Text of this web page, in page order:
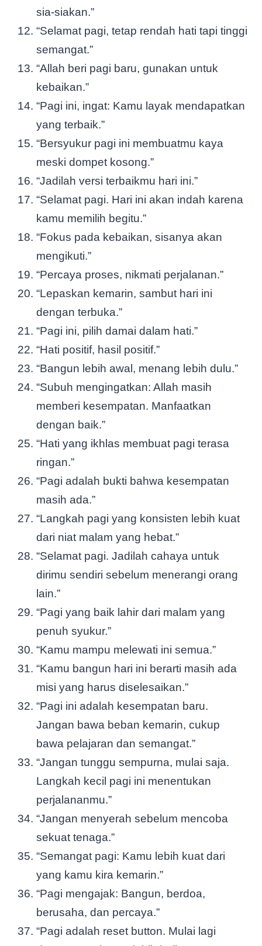
sia-siakan.”
“Selamat pagi, tetap rendah hati tapi tinggi
semangat.”
“Allah beri pagi baru, gunakan untuk
kebaikan.”
“Pagi ini, ingat: Kamu layak mendapatkan
yang terbaik.”
“Bersyukur pagi ini membuatmu kaya
meski dompet kosong.”
“Jadilah versi terbaikmu hari ini.”
“Selamat pagi. Hari ini akan indah karena
kamu memilih begitu.”
“Fokus pada kebaikan, sisanya akan
mengikuti.”
“Percaya proses, nikmati perjalanan.”
“Lepaskan kemarin, sambut hari ini
dengan terbuka.”
“Pagi ini, pilih damai dalam hati.”
“Hati positif, hasil positif.”
“Bangun lebih awal, menang lebih dulu.”
“Subuh mengingatkan: Allah masih
memberi kesempatan. Manfaatkan
dengan baik.”
“Hati yang ikhlas membuat pagi terasa
ringan.”
“Pagi adalah bukti bahwa kesempatan
masih ada.”
“Langkah pagi yang konsisten lebih kuat
dari niat malam yang hebat.”
“Selamat pagi. Jadilah cahaya untuk
dirimu sendiri sebelum menerangi orang
lain.”
“Pagi yang baik lahir dari malam yang
penuh syukur.”
“Kamu mampu melewati ini semua.”
“Kamu bangun hari ini berarti masih ada
misi yang harus diselesaikan.”
“Pagi ini adalah kesempatan baru.
Jangan bawa beban kemarin, cukup
bawa pelajaran dan semangat.”
“Jangan tunggu sempurna, mulai saja.
Langkah kecil pagi ini menentukan
perjalananmu.”
“Jangan menyerah sebelum mencoba
sekuat tenaga.”
“Semangat pagi: Kamu lebih kuat dari
yang kamu kira kemarin.”
“Pagi mengajak: Bangun, berdoa,
berusaha, dan percaya.”
“Pagi adalah reset button. Mulai lagi